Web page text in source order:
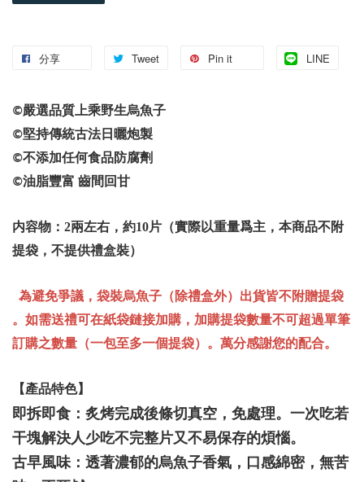
分享 Tweet Pin it LINE
©️嚴選品質上乘野生烏魚子
©️堅持傳統古法日曬炮製
©️不添加任何食品防腐劑
©️油脂豐富 齒間回甘
内容物：2兩左右，約10片（實際以重量爲主，本商品不附
提袋，不提供禮盒裝）
為避免爭議，袋裝烏魚子（除禮盒外）出貨皆不附贈提袋
。如需送禮可在紙袋鏈接加購，加購提袋數量不可超過單筆
訂購之數量（一包至多一個提袋）。萬分感謝您的配合。
【產品特色】
即拆即食：炙烤完成後條切真空，免處理。一次吃若
干塊解決人少吃不完整片又不易保存的煩惱。
古早風味：透著濃郁的烏魚子香氣，口感綿密，無苦